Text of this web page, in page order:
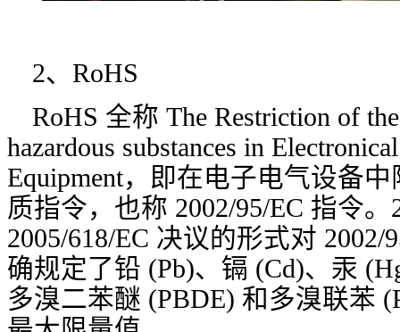
2、RoHS
RoHS 全称 The Restriction of
hazardous substances in
Equipment，即在电子电气设备
质指令，也称 2002/95/EC 指令
2005/618/EC 决议的形式对
确规定了铅 (Pb)、镉 (Cd)、汞
多溴二苯醚 (PBDE) 和多溴联苯